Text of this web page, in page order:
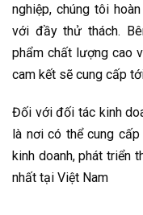
nghiệp, chúng tôi
với đầy thử thách.
phẩm chất lượng cao
cam kết sẽ cung cấp
Đối với đối tác kinh
là nơi có thể cung
kinh doanh, phát triển
nhất tại Việt Nam